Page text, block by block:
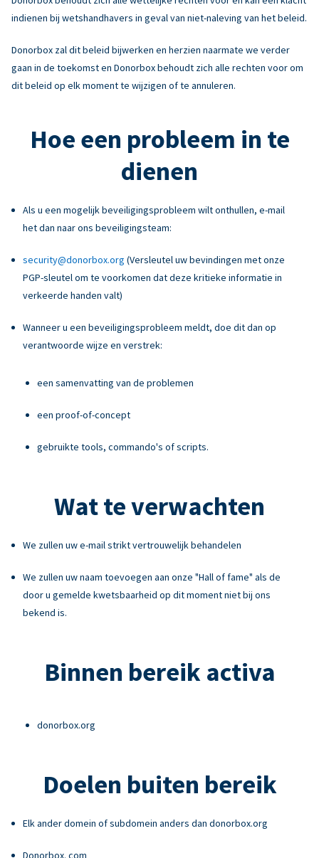
indienen bij wetshandhavers in geval van niet-naleving van het beleid.
Donorbox zal dit beleid bijwerken en herzien naarmate we verder
gaan in de toekomst en Donorbox behoudt zich alle rechten voor om
dit beleid op elk moment te wijzigen of te annuleren.
Hoe een probleem in te
dienen
Als u een mogelijk beveiligingsprobleem wilt onthullen, e-mail
het dan naar ons beveiligingsteam:
security@donorbox.org (Versleutel uw bevindingen met onze
PGP-sleutel om te voorkomen dat deze kritieke informatie in
verkeerde handen valt)
Wanneer u een beveiligingsprobleem meldt, doe dit dan op
verantwoorde wijze en verstrek:
een samenvatting van de problemen
een proof-of-concept
gebruikte tools, commando's of scripts.
Wat te verwachten
We zullen uw e-mail strikt vertrouwelijk behandelen
We zullen uw naam toevoegen aan onze "Hall of fame" als de
door u gemelde kwetsbaarheid op dit moment niet bij ons
bekend is.
Binnen bereik activa
donorbox.org
Doelen buiten bereik
Elk ander domein of subdomein anders dan donorbox.org
Donorbox. com